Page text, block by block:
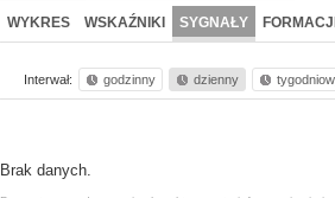
WYKRES WSKAŹNIKI SYGNAŁY
Interwał: godzinny dzienny
Brak danych.